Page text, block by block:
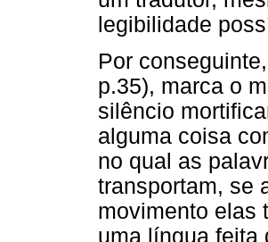
legibilidade
Por
p.35), marca o
silêncio
alguma coisa
no qual as
transportam, se
movimento elas
uma língua feita